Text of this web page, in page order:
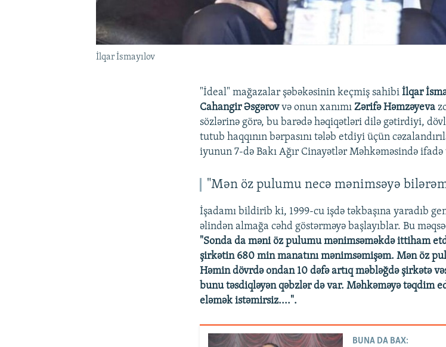
İlqar İsmayılov
"İdeal" mağazalar şəbəkəsinin keçmiş sahibi İlqar
Cahangir Əsgərovvə onun xanımıZərifə Həmzəyeva
sözlərinə görə, bu barədə həqiqətləri dilə gətirdiyi,
tutub haqqının bərpasını tələb etdiyi üçün
iyunun 7-də Bakı Ağır Cinayətlər Məhkəməsində
"Mən öz pulumu necə mənimsəyə
İşadamı bildirib ki, 1999-cu işdə təkbaşına yaradıb
əlindən almağa cəhd göstərməyə başlayıblar. Bu
"Sonda da məni öz pulumu mənimsəməkdə ittiham
şirkətin 680 min manatını mənimsəmişəm. Mən öz
Həmin dövrdə ondan 10 dəfə artıq məbləğdə şirkətə
bunu təsdiqləyən qəbzlər də var. Məhkəməyə təqdim
eləmək istəmirsiz....".
BUNA DA BAX: